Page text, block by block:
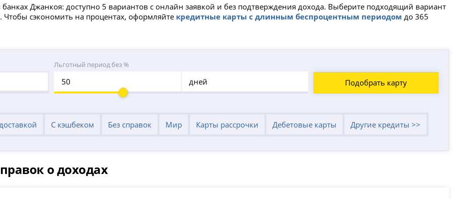
Джанкоя: доступно 5 вариантов с онлайн заявкой и без подтверждения дохода. Выберите подходящий вариант
сэкономить на процентах, оформляйте кредитные карты с длинным беспроцентным периодом до 365
Льготный период без %
дней Подобрать карту
С кэшбеком Без справок Мир Карты рассрочки Дебетовые карты Другие кредиты >>
о доходах